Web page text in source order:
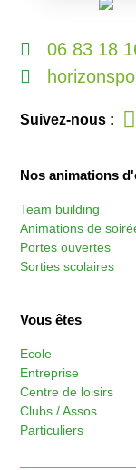
06 83 18
Suivez-nous :
Nos animations
Team building
Animations de
Portes ouvertes
Sorties scolaires
Vous êtes
Ecole
Entreprise
Centre de loisirs
Clubs / Assos
Particuliers